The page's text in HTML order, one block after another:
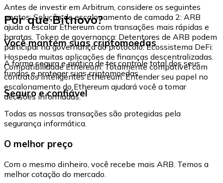
Antes de investir em Arbitrum, considere os seguintes
pontos: Solução de escalonamento de camada 2: ARB
ajuda a escalar Ethereum com transações mais rápidas e
baratas. Token de governança: Detentores de ARB podem
participar na governança do protocolo. Ecossistema DeFi:
Hospeda muitas aplicações de finanças descentralizadas.
Compatibilidade Ethereum: Totalmente compatível com
contratos inteligentes Ethereum. Entender seu papel no
escalonamento do Ethereum ajudará você a tomar
decisões informadas.
Por que Bitnovo?
Você mantém suas criptomoedas
A forma segura e prática de ter controle total dos seus
fundos e proteger suas criptomoedas.
Seguro e confiável
Todas as nossas transações são protegidas pela
segurança informática.
O melhor preço
Com o mesmo dinheiro, você recebe mais ARB. Temos a
melhor cotação do mercado.